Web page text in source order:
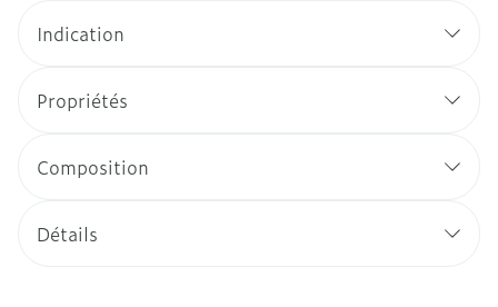
Indication
Propriétés
Composition
Détails